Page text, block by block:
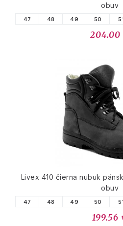
obuv
47 48 49 50
204.00
Livex 410 čierna nubuk
obuv
47 48 49 50
199.56